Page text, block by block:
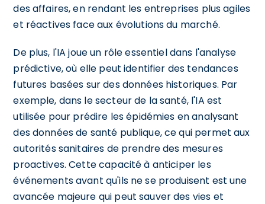
des affaires, en rendant les entreprises plus agiles
et réactives face aux évolutions du marché.
De plus, l'IA joue un rôle essentiel dans l'analyse
prédictive, où elle peut identifier des tendances
futures basées sur des données historiques. Par
exemple, dans le secteur de la santé, l'IA est
utilisée pour prédire les épidémies en analysant
des données de santé publique, ce qui permet aux
autorités sanitaires de prendre des mesures
proactives. Cette capacité à anticiper les
événements avant qu'ils ne se produisent est une
avancée majeure qui peut sauver des vies et